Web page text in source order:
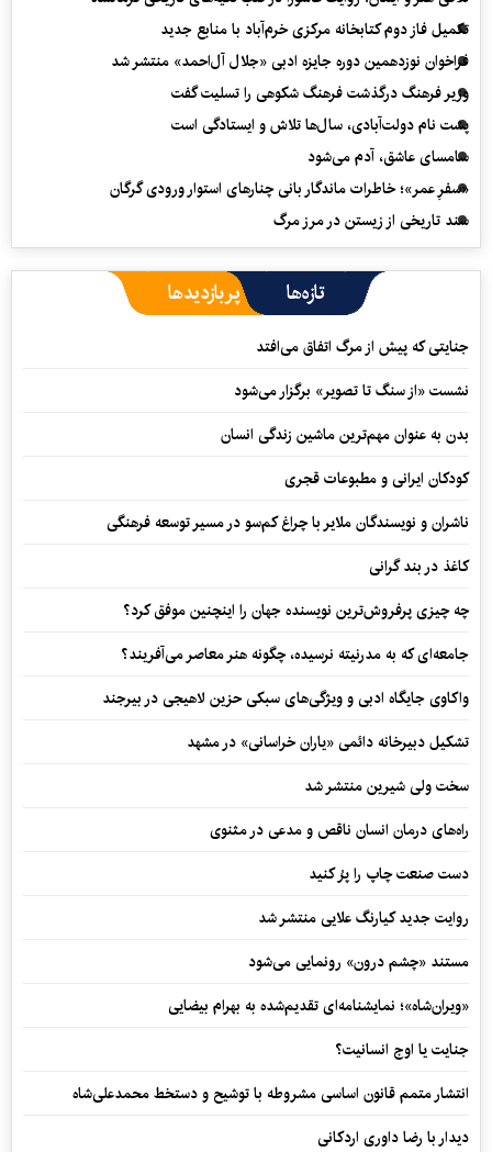
تکمیل فاز دوم کتابخانه مرکزی خرم‌آباد با منابع جدید
فراخوان نوزدهمین دوره جایزه ادبی «جلال آل‌احمد» منتشر شد
وزیر فرهنگ درگذشت فرهنگ شکوهی را تسلیت گفت
پشت نام دولت‌آبادی، سال‌ها تلاش و ایستادگی است
سامسای عاشق، آدم می‌شود
«سفرِ عمر»؛ خاطرات ماندگار بانی چنارهای استوار ورودی گرگان
سند تاریخی از زیستن در مرز مرگ
تازه‌ها پربازدیدها
جنایتی که پیش از مرگ اتفاق می‌افتد
نشست «از سنگ تا تصویر» برگزار می‌شود
بدن به عنوان مهم‌ترین ماشین زندگی انسان
کودکان ایرانی و مطبوعات قجری
ناشران و نویسندگان ملایر با چراغ کم‌سو در مسیر توسعه فرهنگی
کاغذ در بند گرانی
چه چیزی پرفروش‌ترین نویسنده جهان را اینچنین موفق کرد؟
جامعه‌ای که به مدرنیته نرسیده، چگونه هنر معاصر می‌آفریند؟
واکاوی جایگاه ادبی و ویژگی‌های سبکی حزین لاهیجی در بیرجند
تشکیل دبیرخانه دائمی «یاران خراسانی» در مشهد
سخت ولی شیرین منتشر شد
راه‌های درمان انسان ناقص و مدعی در مثنوی
دست صنعت چاپ را پرُ کنید
روایت جدید کیارنگ علایی منتشر شد
مستند «چشم درون» رونمایی می‌شود
«ویران‌شاه»؛ نمایشنامه‌ای تقدیم‌شده به بهرام بیضایی
جنایت یا اوج انسانیت؟
انتشار متمم قانون اساسی مشروطه با توشیح و دستخط محمدعلی‌شاه
دیدار با رضا داوری اردکانی